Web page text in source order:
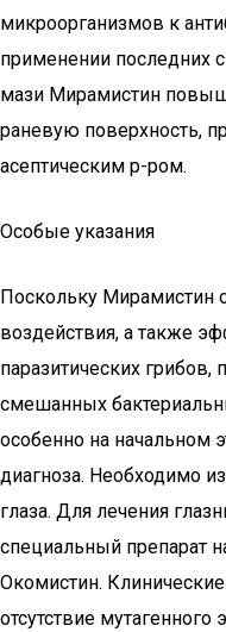
микроорганизмов к
применении последних
мази Мирамистин
раневую поверхность,
асептическим р-ром.
Особые указания
Поскольку Мирамистин
воздействия, а также
паразитических грибов,
смешанных
особенно на начальном
диагноза. Необходимо
глаза. Для лечения
специальный препарат
Окомистин.
отсутствие